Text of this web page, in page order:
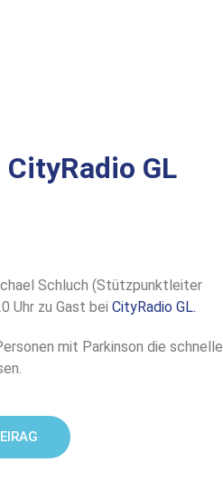
GL
Schluch (Stützpunktleiter
Uhr zu Gast bei CityRadio GL.
mit Parkinson die schnelle